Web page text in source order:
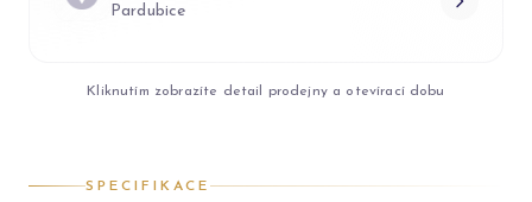
Pardubice
Kliknutím zobrazíte detail prodejny a otevírací dobu
SPECIFIKACE